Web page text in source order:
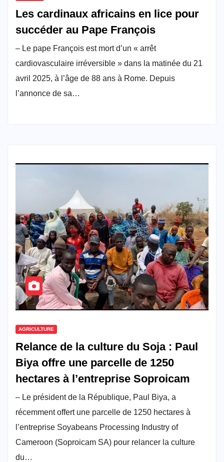
Les cardinaux africains en lice pour
succéder au Pape François
– Le pape François est mort d’un « arrêt
cardiovasculaire irréversible » dans la matinée du 21
avril 2025, à l’âge de 88 ans à Rome. Depuis
l’annonce de sa…
AGRICULTURE
Relance de la culture du Soja : Paul
Biya offre une parcelle de 1250
hectares à l’entreprise Soproicam
– Le président de la République, Paul Biya, a
récemment offert une parcelle de 1250 hectares à
l’entreprise Soyabeans Processing Industry of
Cameroon (Soproicam SA) pour relancer la culture
du…